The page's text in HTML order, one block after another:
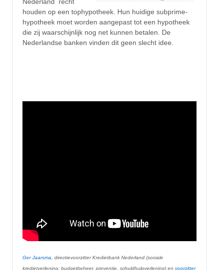
houden op een tophypotheek. Hun huidige subprime-
hypotheek moet worden aangepast tot een hypotheek
die zij waarschijnlijk nog net kunnen betalen. De
Nederlandse banken vinden dit geen slecht idee.
Ger Jaarsma , directievoorzitter Kredietbank Nederland (sociale
kredietverlening, budgetbeheer, preventie, schuldhulpverlening) en voorzitter